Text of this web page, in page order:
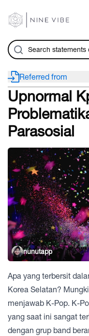
Upnormal
Parasosial
nunutapp
Apa yang terbersit
Korea Selatan?
menjawab K-Pop. K-
yang saat ini sangat
dengan grup band
Referred from